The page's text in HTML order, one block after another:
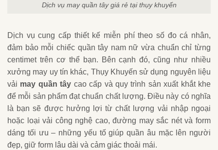
Dịch vụ may quần tây giá rẻ tại thụy khuyến
Dịch vụ cung cấp thiết kế miễn phí theo số đo cá nhân,
đảm bảo mỗi chiếc quần tây nam nữ vừa chuẩn chỉ từng
centimet trên cơ thể bạn. Bên cạnh đó, cũng như nhiều
xưởng may uy tín khác, Thụy Khuyến sử dụng nguyên liệu
vải may quần tây cao cấp và quy trình sản xuất khắt khe
để mỗi sản phẩm đạt chuẩn chất lượng. Điều này có nghĩa
là bạn sẽ được hưởng lợi từ chất lượng vải nhập ngoại
hoặc loại vải công nghệ cao, đường may sắc nét và form
dáng tối ưu – những yếu tố giúp quần âu mặc lên người
đẹp, giữ form lâu dài và cảm giác thoải mái.